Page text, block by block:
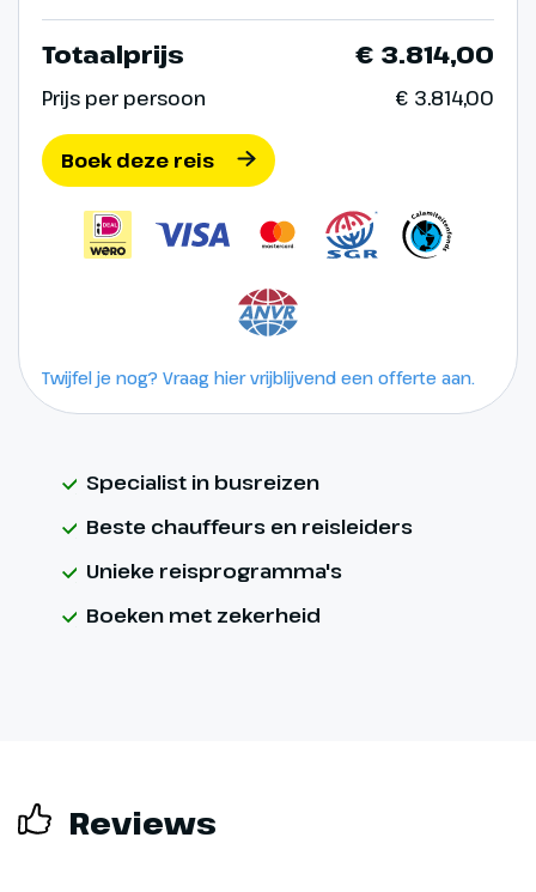
Totaalprijs € 3.814,00
Prijs per persoon € 3.814,00
Boek deze reis
Twijfel je nog? Vraag hier vrijblijvend een offerte aan.
Specialist in busreizen
Beste chauffeurs en reisleiders
Unieke reisprogramma's
Boeken met zekerheid
Reviews